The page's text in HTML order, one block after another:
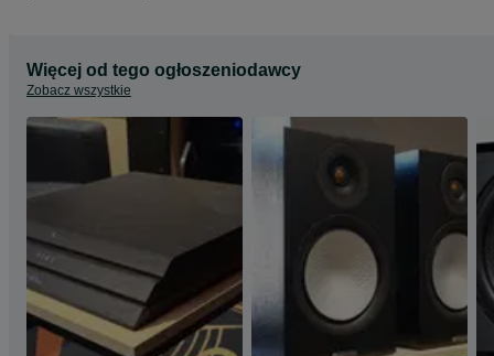
Więcej od tego ogłoszeniodawcy
Zobacz wszystkie